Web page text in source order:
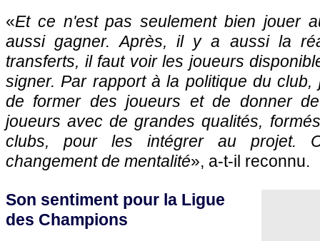
«Et ce n'est pas seulement bien jouer
aussi gagner. Après, il y a aussi la
transferts, il faut voir les joueurs
signer. Par rapport à la politique du
de former des joueurs et de donner
joueurs avec de grandes qualités,
clubs, pour les intégrer au projet.
changement de mentalité», a-t-il reconnu.
Son sentiment pour la Ligue
des Champions